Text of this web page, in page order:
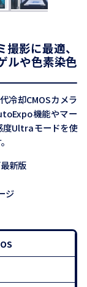
影に最適、
ルや色素染色
冷却CMOSカメラ
機能やマー
度Ultraモードを使
新版
ジ